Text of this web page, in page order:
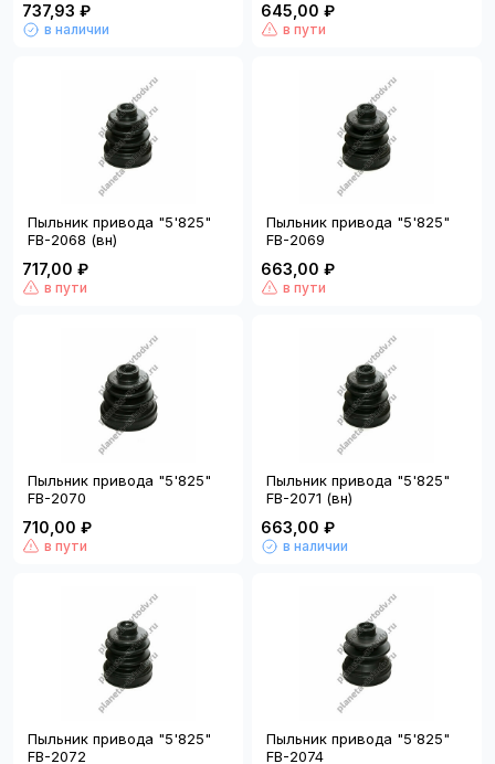
737,93 ₽
в наличии
645,00 ₽
в пути
Пыльник привода "5'825"
FB-2068 (вн)
717,00 ₽
в пути
Пыльник привода "5'825"
FB-2069
663,00 ₽
в пути
Пыльник привода "5'825"
FB-2070
710,00 ₽
в пути
Пыльник привода "5'825"
FB-2071 (вн)
663,00 ₽
в наличии
Пыльник привода "5'825"
FB-2072
Пыльник привода "5'825"
FB-2074